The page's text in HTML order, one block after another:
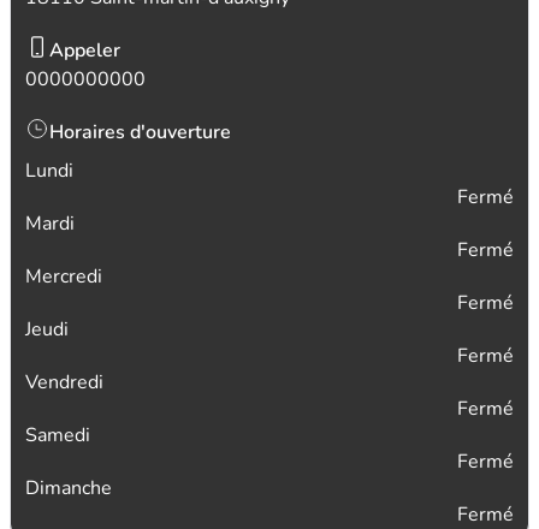
Appeler
0000000000
Horaires d'ouverture
Lundi
Fermé
Mardi
Fermé
Mercredi
Fermé
Jeudi
Fermé
Vendredi
Fermé
Samedi
Fermé
Dimanche
Fermé